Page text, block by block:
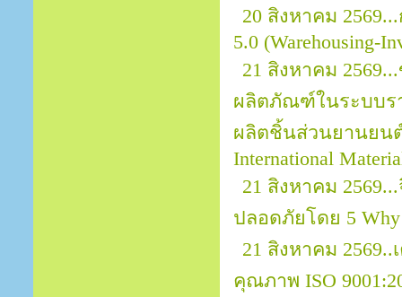
20 สิงหาคม
5.0 (Warehousing-
21 สิงหาคม
ผลิตภัณฑ์ในระบบร
ผลิตชิ้นส่วนยานยนต์
International
21 สิงหาคม
ปลอดภัยโดย 5 Why
21 สิงหาคม
คุณภาพ ISO